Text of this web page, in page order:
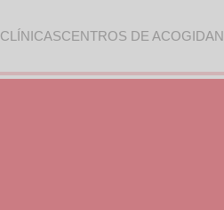
CLÍNICASCENTROS DE ACOGIDA